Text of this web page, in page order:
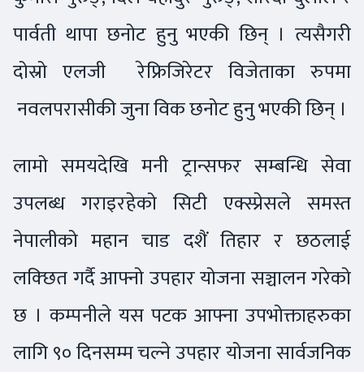
पार्वती थापा छनोट हुनु भएकी छिन् । त्यसैगरी
दोस्रो एलजी रेफ्रिजिरेटर विजेताका रुपमा
नवलपरासीकी जुना विक छनोट हुनु भएकी छिन् ।
लामो समयदेखि मनी ट्रान्सफर सम्बन्धि सेवा
उपलब्ध गराइरहेको सिटी एक्स्प्रेसले समस्त
नेपालीको महान चाड दशैं तिहार र छठलाई
लक्छित गर्दै आफ्नो उपहार योजना सञ्चालन गरेको
छ । कम्पनीले यस पटक आफ्ना उपभोक्ताहरुका
लागि ९० दिनसम्म चल्ने उपहार योजना सार्वजनिक